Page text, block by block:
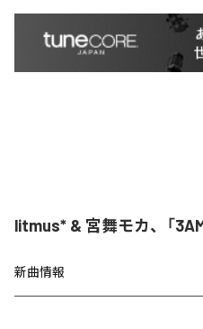
litmus* & 宮舞モカ、「
新曲情報